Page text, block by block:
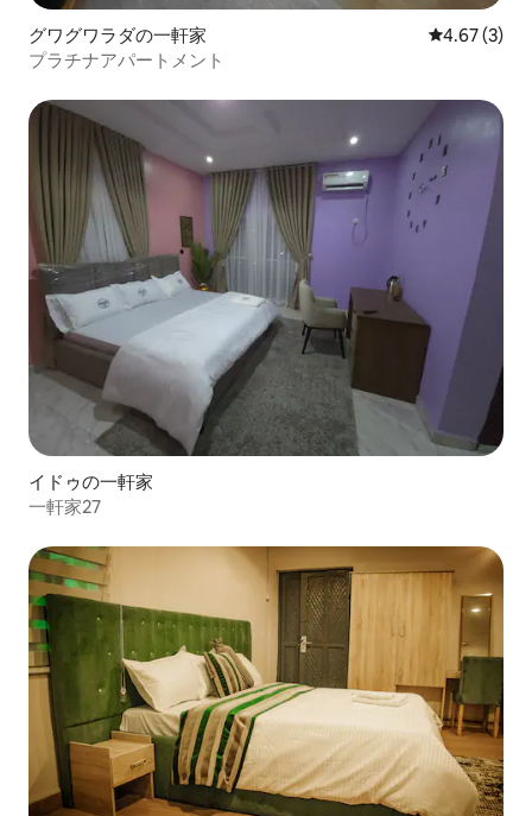
グワグワラダの一軒家 レビュー3
4.67 (3)
プラチナアパートメント
イドゥの一軒家
一軒家27